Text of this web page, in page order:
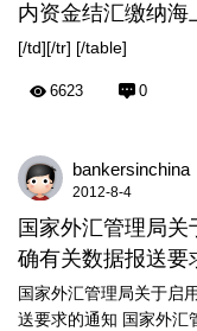
内资金结汇缴纳海
[/td][/tr] [/table]
6623 0
bankersinchina
2012-8-4
国家外汇管理局
确有关数据报送要
国家外汇管理局关于启
送要求的通知 国家外汇